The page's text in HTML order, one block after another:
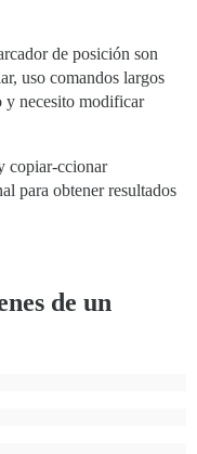
de posición son
uso comandos largos
y necesito modificar
copiar-ccionar
para obtener resultados
de un